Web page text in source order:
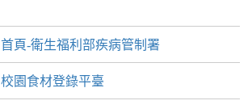
首頁-衛生福利部疾病管制署
校園食材登錄平臺